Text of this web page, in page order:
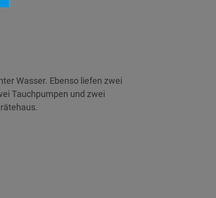
Wasser. Ebenso liefen zwei
Tauchpumpen und zwei